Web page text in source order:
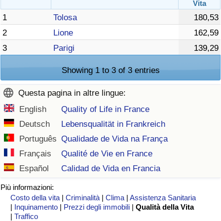
Vita
1 Tolosa
180,53
2
Lione
162,59
3
Parigi 139,29
Showing 1 to 3 of 3 entries
Questa pagina in altre lingue:
English
Quality of Life in France
Deutsch
Lebensqualität in Frankreich
Português Qualidade de Vida na França
Français
Qualité de Vie en France
Español
Calidad de Vida en Francia
Più informazioni:
Costo della vita
|Criminalità |Clima |Assistenza Sanitaria
Inquinamento Prezzi degli immobili |Qualità della Vita
|Traffico